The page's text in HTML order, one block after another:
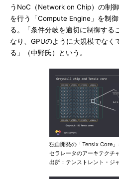
うNoC（Network on Chip）の制
を行う「Compute Engine」を制
る。「条件分岐を適切に制御する
なり、GPUのように大規模でなく
る」（中野氏）という。
独自開発の「Tensix Core
セラレータのアーキテクチ
出所：テンストレント・ジ